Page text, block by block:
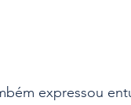
expressou